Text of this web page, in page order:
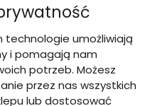
technologie umożliwiają
i pomagają nam
potrzeb. Możesz
przez nas wszystkich
lub dostosować